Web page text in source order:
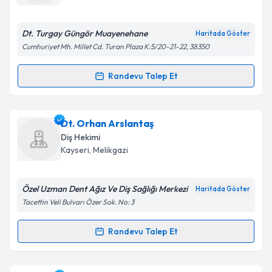
Kişisel verilerimin işlenmesine ilişkin
Metni'ni okudum ve kişisel verilerimin belirtilen
Takvim Talebini Gönder
Dt. Turgay Güngör Muayenehane Haritada Göster
Cumhuriyet Mh. Millet Cd. Turan Plaza K:5/20-21-22, 38350
Randevu Talep Et
Randevu Takvimi Talebi
Dt. Turgay Güngöriçin randevu takvimi talebi
oluşturun. Size bu uzmandan randevu almanız için bir
takvim hazırlandığında e-posta ile bilgilendireceğiz.
Kişisel verilerimin işlenmesine ilişkin
Metni'ni okudum ve kişisel verilerimin belirtilen
Dt. Orhan Arslantaş
Diş Hekimi
Kayseri, Melikgazi
Özel Uzman Dent Ağız Ve Diş Sağlığı Merkezi Haritada Göster
Tacettin Veli Bulvarı Özer Sok. No: 3
Randevu Talep Et
Randevu Takvimi Talebi